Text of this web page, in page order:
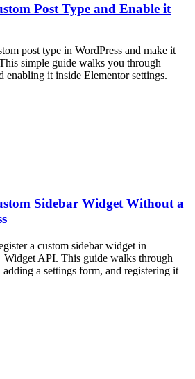
Post Type and Enable it
post type in WordPress and make it
simple guide walks you through
enabling it inside Elementor settings.
Sidebar Widget Without a
a custom sidebar widget in
API. This guide walks through
a settings form, and registering it